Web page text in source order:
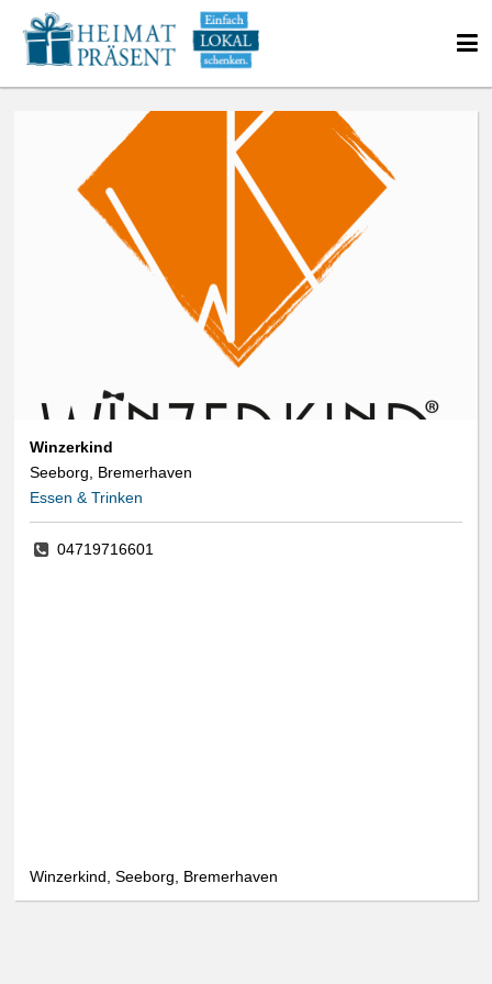
Winzerkind
Seeborg, Bremerhaven
Essen & Trinken
04719716601
Winzerkind, Seeborg, Bremerhaven